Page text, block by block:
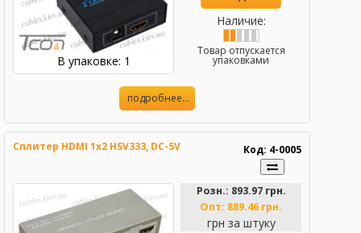
В упаковке: 1
Наличие:
Товар отпускается
упаковками
подробнее...
Сплитер HDMI 1x2 HSV333, DC-5V Код: 4-0005
Розн.: 893.97 грн.
Опт: 889.46 грн.
грн за штуку